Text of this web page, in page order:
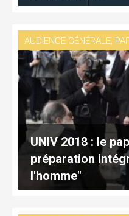
AUDIENCE GÉNÉRALE,
UNIV 2018 : le
préparation
l'homme"